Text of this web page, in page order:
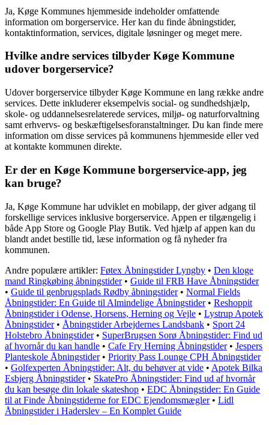
Ja, Køge Kommunes hjemmeside indeholder omfattende
information om borgerservice. Her kan du finde åbningstider,
kontaktinformation, services, digitale løsninger og meget mere.
Hvilke andre services tilbyder Køge Kommune
udover borgerservice?
Udover borgerservice tilbyder Køge Kommune en lang række andre
services. Dette inkluderer eksempelvis social- og sundhedshjælp,
skole- og uddannelsesrelaterede services, miljø- og naturforvaltning
samt erhvervs- og beskæftigelsesforanstaltninger. Du kan finde mere
information om disse services på kommunens hjemmeside eller ved
at kontakte kommunen direkte.
Er der en Køge Kommune borgerservice-app, jeg
kan bruge?
Ja, Køge Kommune har udviklet en mobilapp, der giver adgang til
forskellige services inklusive borgerservice. Appen er tilgængelig i
både App Store og Google Play Butik. Ved hjælp af appen kan du
blandt andet bestille tid, læse information og få nyheder fra
kommunen.
Andre populære artikler: Føtex Åbningstider Lyngby • Den kloge
mand Ringkøbing åbningstider• Guide til FRB Have Åbningstider
• Guide til genbrugsplads Rødby åbningstider• Normal Fields
Åbningstider: En Guide til Almindelige Åbningstider• Reshoppit
Åbningstider i Odense, Horsens, Herning og Vejle • Lystrup Apotek
Åbningstider• Åbningstider Arbejdernes Landsbank • Sport 24
Holstebro Åbningstider• SuperBrugsen Sorø Åbningstider: Find ud
af hvornår du kan handle • Cafe Fry Herning Åbningstider• Jespers
Planteskole Åbningstider• Priority Pass Lounge CPH Åbningstider
• Golfexperten Åbningstider: Alt, du behøver at vide • Apotek Bilka
Esbjerg Åbningstider• SkatePro Åbningstider: Find ud af hvornår
du kan besøge din lokale skateshop • EDC Åbningstider: En Guide
til at Finde Åbningstiderne for EDC Ejendomsmægler• Lidl
Åbningstider i Haderslev – En Komplet Guide